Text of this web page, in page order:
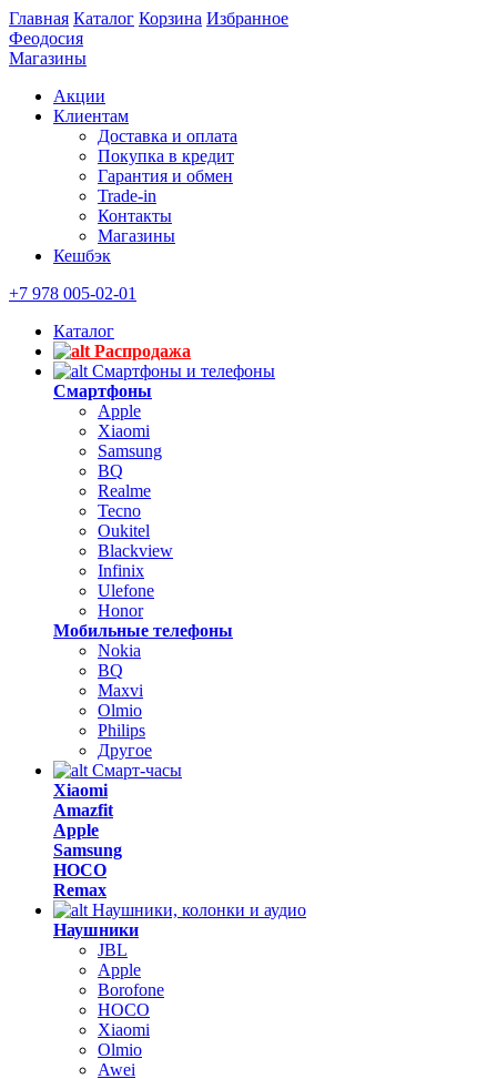
Главная Каталог Корзина Избранное
Феодосия
Магазины
Акции
Клиентам
Доставка и оплата
Покупка в кредит
Гарантия и обмен
Trade-in
Контакты
Магазины
Кешбэк
+7 978 005-02-01
Каталог
Распродажа
Смартфоны и телефоны
Смартфоны
Apple
Xiaomi
Samsung
BQ
Realme
Tecno
Oukitel
Blackview
Infinix
Ulefone
Honor
Мобильные телефоны
Nokia
BQ
Maxvi
Olmio
Philips
Другое
Смарт-часы
Xiaomi
Amazfit
Apple
Samsung
HOCO
Remax
Наушники, колонки и аудио
Наушники
JBL
Apple
Borofone
HOCO
Xiaomi
Olmio
Awei